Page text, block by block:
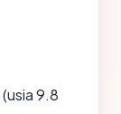
9.8